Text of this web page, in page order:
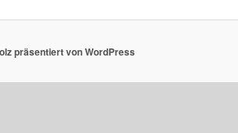
präsentiert von WordPress